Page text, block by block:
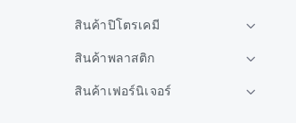
สินค้าปิโตรเคมี
สินค้าพลาสติก
สินค้าเฟอร์นิเจอร์